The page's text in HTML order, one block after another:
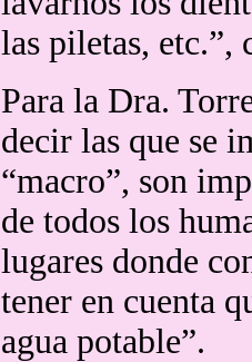
las piletas, etc.”,
Para la Dra.
decir las que se
“macro”, son
de todos los
lugares donde
tener en cuenta
agua potable”.